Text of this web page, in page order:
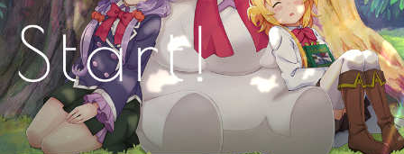
人物角色
工作人員・演員
作品